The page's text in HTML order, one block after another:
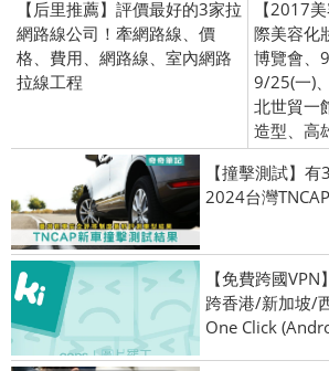
【后里推薦】評價最好的3家拉
網路線公司！牽網路線、價
格、費用、網路線、室內網路
拉線工程
【2017
際美容化
博覽會、
9/25(一)
北世貿一
造型、高
【撞擊測試】
2024台灣
【免費跨國
跨香港/新加坡/
One Click